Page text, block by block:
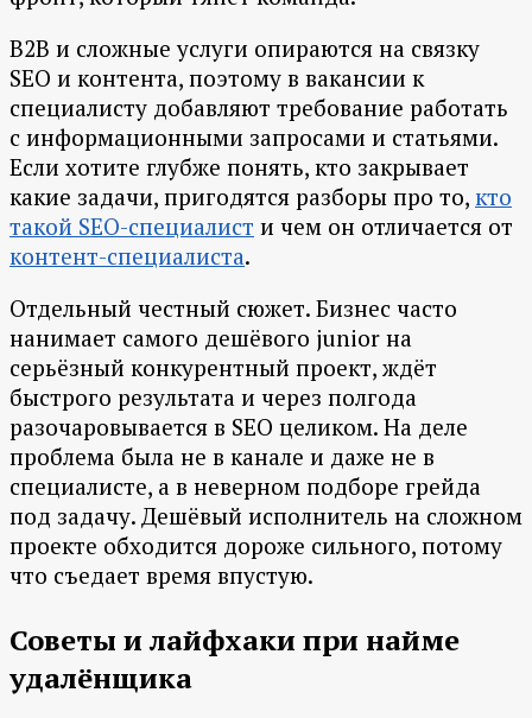
B2B и сложные услуги опираются на связку
SEO и контента, поэтому в вакансии к
специалисту добавляют требование работать
с информационными запросами и статьями.
Если хотите глубже понять, кто закрывает
какие задачи, пригодятся разборы про то, кто
такой SEO-специалист и чем он отличается от
контент-специалиста.
Отдельный честный сюжет. Бизнес часто
нанимает самого дешёвого junior на
серьёзный конкурентный проект, ждёт
быстрого результата и через полгода
разочаровывается в SEO целиком. На деле
проблема была не в канале и даже не в
специалисте, а в неверном подборе грейда
под задачу. Дешёвый исполнитель на сложном
проекте обходится дороже сильного, потому
что съедает время впустую.
Советы и лайфхаки при найме
удалёнщика